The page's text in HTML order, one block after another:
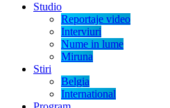
Studio
Reportaje video
Interviuri
Nume in lume
Miruna
Stiri
Belgia
International